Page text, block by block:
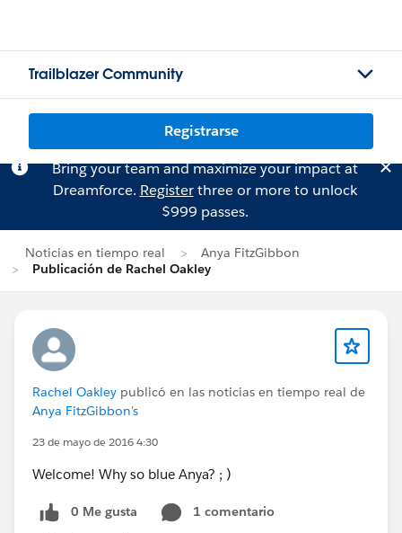
Trailblazer Community
Registrarse
Bring your team and maximize your impact at
Dreamforce. Registerthree or more to unlock
$999 passes.
Noticias en tiempo real
Anya FitzGibbon
Publicación de Rachel Oakley
Rachel Oakley publicó en las noticias en tiempo real de
Anya FitzGibbon's
23 de mayo de 2016 4:30
Welcome! Why so blue Anya? ; )
0 Me gusta
1 comentario